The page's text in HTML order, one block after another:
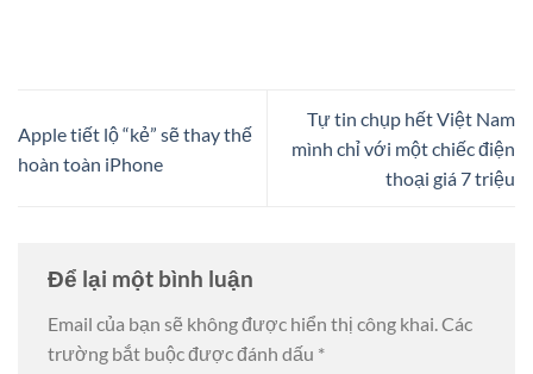
Apple tiết lộ “kẻ” sẽ thay thế
hoàn toàn iPhone
Tự tin chụp hết Việt Nam
mình chỉ với một chiếc điện
thoại giá 7 triệu
Để lại một bình luận
Email của bạn sẽ không được hiển thị công khai.Các
trường bắt buộc được đánh dấu *